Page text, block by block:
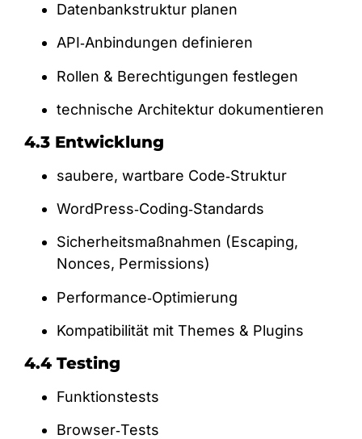
Datenbankstruktur planen
API‑Anbindungen definieren
Rollen & Berechtigungen festlegen
technische Architektur dokumentieren
4.3 Entwicklung
saubere, wartbare Code‑Struktur
WordPress‑Coding‑Standards
Sicherheitsmaßnahmen (Escaping,
Nonces, Permissions)
Performance‑Optimierung
Kompatibilität mit Themes & Plugins
4.4 Testing
Funktionstests
Browser‑Tests